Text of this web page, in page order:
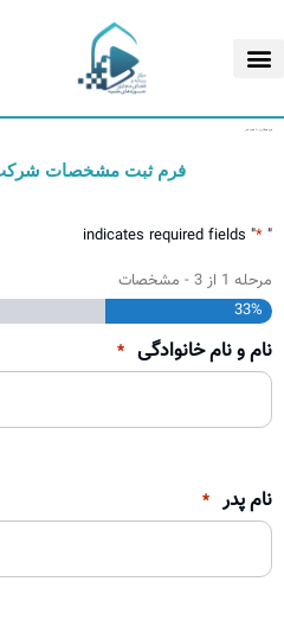
فرم ثبت مشخصات شرکت
"
*
" indicates required fields
مرحله 1 از 3 - مشخصات
33%
نام و نام خانوادگی *
نام پدر *